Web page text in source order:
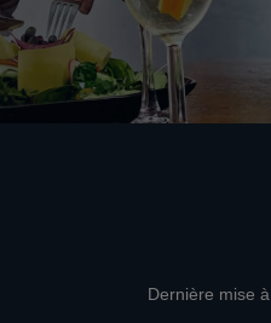
Dernière mise